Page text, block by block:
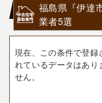
福島県『伊達
業者5選
現在、この条件で登録
れているデータはあり
せん。